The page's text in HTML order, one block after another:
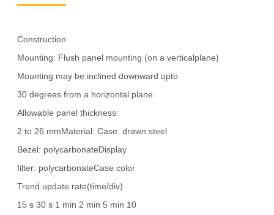
Construction
Mounting: Flush panel mounting (on a verticalplane)
Mounting may be inclined downward upto
30 degrees from a horizontal plane.
Allowable panel thickness:
2 to 26 mmMaterial: Case: drawn steel
Bezel: polycarbonateDisplay
filter: polycarbonateCase color
Trend update rate(time/div)
15 s 30 s 1 min 2 min 5 min 10